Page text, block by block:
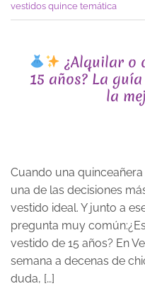
vestidos quince temática
¿Alquilar o
15 años? La
la
Cuando una
una de las decisiones
vestido ideal. Y junto a
pregunta muy
vestido de 15 años? En
semana a decenas de
duda, […]